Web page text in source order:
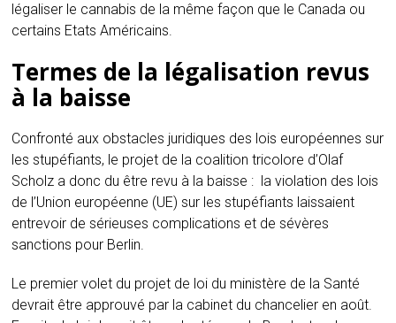
légaliser le cannabis de la même façon que le Canada ou
certains Etats Américains.
Termes de la légalisation revus
à la baisse
Confronté aux obstacles juridiques des lois européennes sur
les stupéfiants, le projet de la coalition tricolore d’Olaf
Scholz a donc du être revu à la baisse : la violation des lois
de l’Union européenne (UE) sur les stupéfiants laissaient
entrevoir de sérieuses complications et de sévères
sanctions pour Berlin.
Le premier volet du projet de loi du ministère de la Santé
devrait être approuvé par la cabinet du chancelier en août.